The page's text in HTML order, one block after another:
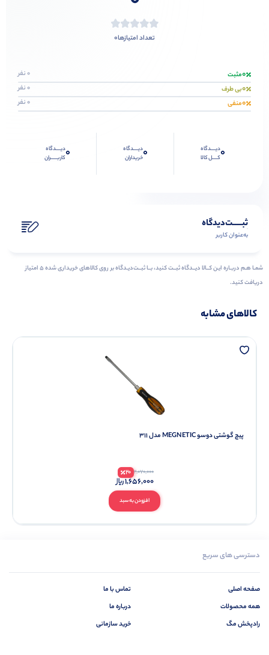
تعداد امتیازها0
0مثبت 0 نفر
0بی طرف 0 نفر
0منفی 0 نفر
0دیــــدگاه
کــــل کالا
0دیــــدگاه
خریداران
0دیــــدگاه
کاربـــــران
ثبـــــت‌دیدگاه
به‌عنوان کاربر
شمـا هـم دربـاره ایـن کــالا دیــدگاه ثبــت کنید، بــا ثبــت‌دیـدگاه بر روی کالاهای خریداری شده ۵ امتیاز
دریافت کنید.
کالاهای مشابه
پیچ گوشتی دوسو MEGNETIC مدل 311
افزودن به سبد
2,070,000
20
1,656,000
دسترسی های سریع
صفحه اصلی
همه محصولات
رادپخش مگ
تماس با ما
درباره ما
خرید سازمانی